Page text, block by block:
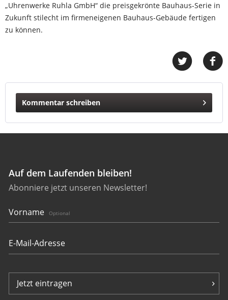
„Uhrenwerke Ruhla GmbH“ die preisgekrönte Bauhaus-Serie in
Zukunft stilecht im firmeneigenen Bauhaus-Gebäude fertigen
zu können.
Kommentar schreiben
Auf dem Laufenden bleiben!
Abonniere jetzt unseren Newsletter!
Vorname Optional
Jetzt eintragen